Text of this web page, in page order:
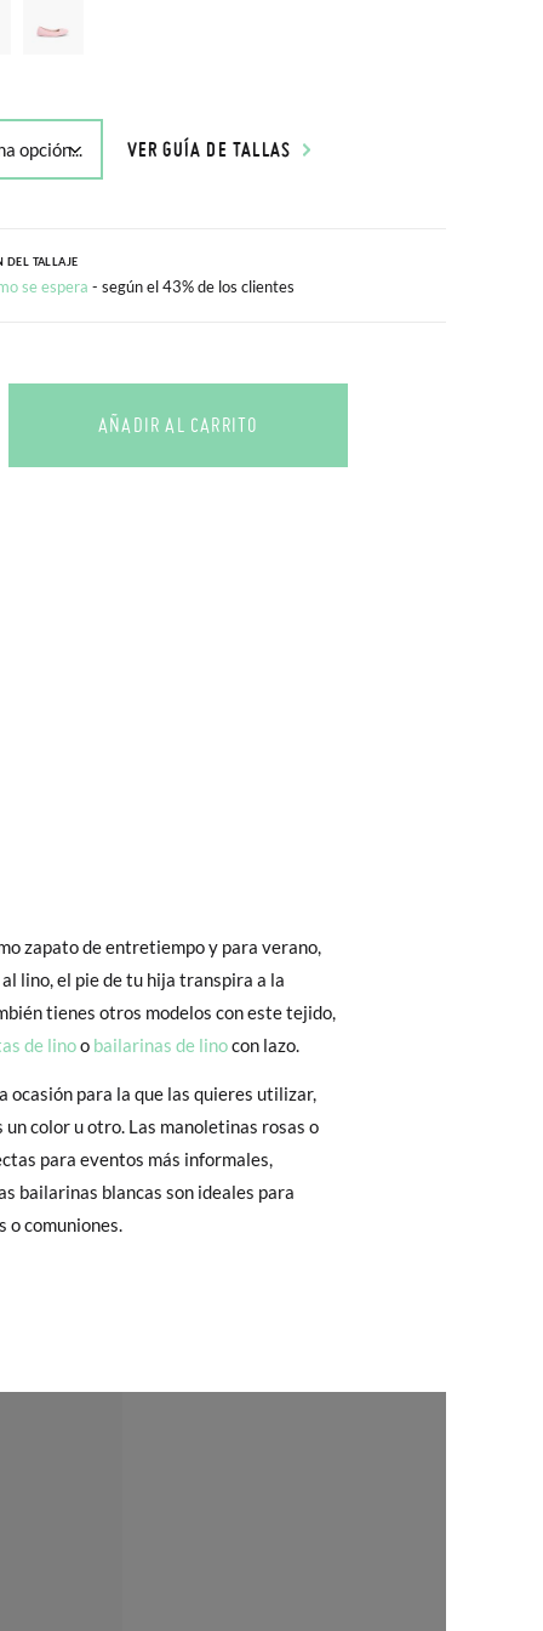
VER GUÍA DE TALLAS
DEL TALLAJE
se espera - según el 43% de los clientes
AÑADIR AL CARRITO
zapato de entretiempo y para verano,
lino, el pie de tu hija transpira a la
tienes otros modelos con este tejido,
de linoo bailarinas de linocon lazo.
ocasión para la que las quieres utilizar,
un color u otro. Las manoletinas rosas o
para eventos más informales,
bailarinas blancas son ideales para
o comuniones.
son GRATIS y puedes realizarlos
acelerar el envío, puedes por muy
precio final será el de los zapatos que
Cambios & Devoluciones
de nuestra web
de todo: te mandaremos otra
tienes que preocuparte por nada!
no con la suela por fuera.
31 32 33 34 35 36
19,5 20,2 21,0 21,6 22,2